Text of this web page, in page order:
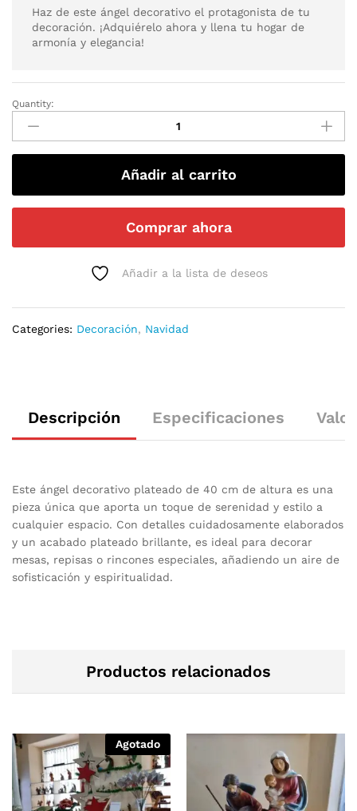
Haz de este ángel decorativo el protagonista de tu
decoración. ¡Adquiérelo ahora y llena tu hogar de
armonía y elegancia!
Quantity:
Añadir al carrito
Comprar ahora
Añadir a la lista de deseos
Categories: Decoración, Navidad
Descripción Especificaciones
Este ángel decorativo plateado de 40 cm de altura es una
pieza única que aporta un toque de serenidad y estilo a
cualquier espacio. Con detalles cuidadosamente elaborados
y un acabado plateado brillante, es ideal para decorar
mesas, repisas o rincones especiales, añadiendo un aire de
sofisticación y espiritualidad.
Productos relacionados
Agotado